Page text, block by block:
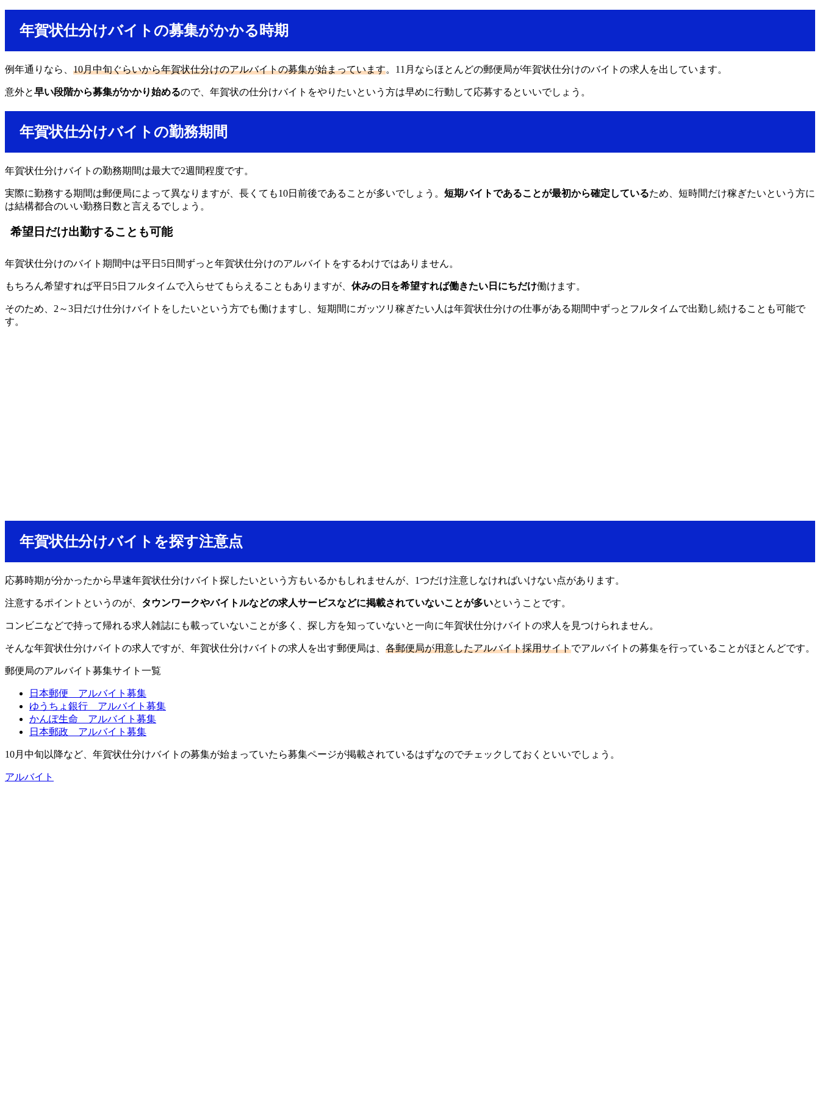
年賀状仕分けバイトの募集がかかる時期
例年通りなら、 10月中旬ぐらいから年賀状仕分けのアルバイトの募集が始まっています。11月ならほとんどの郵便局が年賀状仕分けのバイトの求人を出しています。
意外と早い段階から募集がかかり始めるので、年賀状の仕分けバイトをやりたいという方は早めに行動して応募するといいでしょう。
年賀状仕分けバイトの勤務期間
年賀状仕分けバイトの勤務期間は最大で2週間程度です。
実際に勤務する期間は郵便局によって異なりますが、長くても10日前後であることが多いでしょう。 短期バイトであることが最初から確定しているため、短時間だけ稼ぎたいという方に
は結構都合のいい勤務日数と言えるでしょう。
希望日だけ出勤することも可能
年賀状仕分けのバイト期間中は平日5日間ずっと年賀状仕分けのアルバイトをするわけではありません。
もちろん希望すれば平日5日フルタイムで入らせてもらえることもありますが、 休みの日を希望すれば働きたい日にちだけ働けます。
そのため、2～3日だけ仕分けバイトをしたいという方でも働けますし、短期間にガッツリ稼ぎたい人は年賀状仕分けの仕事がある期間中ずっとフルタイムで出勤し続けることも可能で
す。
年賀状仕分けバイトを探す注意点
応募時期が分かったから早速年賀状仕分けバイト探したいという方もいるかもしれませんが、1つだけ注意しなければいけない点があります。
注意するポイントというのが、 タウンワークやバイトルなどの求人サービスなどに掲載されていないことが多いということです。
コンビニなどで持って帰れる求人雑誌にも載っていないことが多く、探し方を知っていないと一向に年賀状仕分けバイトの求人を見つけられません。
そんな年賀状仕分けバイトの求人ですが、年賀状仕分けバイトの求人を出す郵便局は、 各郵便局が用意したアルバイト採用サイトでアルバイトの募集を行っていることがほとんどです。
郵便局のアルバイト募集サイト一覧
日本郵便 アルバイト募集
ゆうちょ銀行 アルバイト募集
かんぽ生命 アルバイト募集
日本郵政 アルバイト募集
10月中旬以降など、年賀状仕分けバイトの募集が始まっていたら募集ページが掲載されているはずなのでチェックしておくといいでしょう。
アルバイト